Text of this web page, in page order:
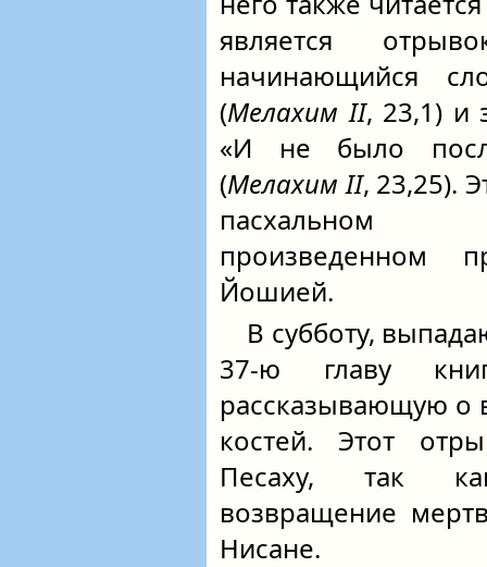
является
начинающийся
(Мелахим II, 23,1) и
«И не было
(Мелахим II, 23,25).
пасхальном
произведенном
Йошией.
В субботу,
37-ю главу
рассказывающую о
костей. Этот
Песаху, так
возвращение
Нисане.